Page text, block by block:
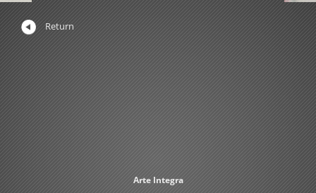
Return
Arte Integra